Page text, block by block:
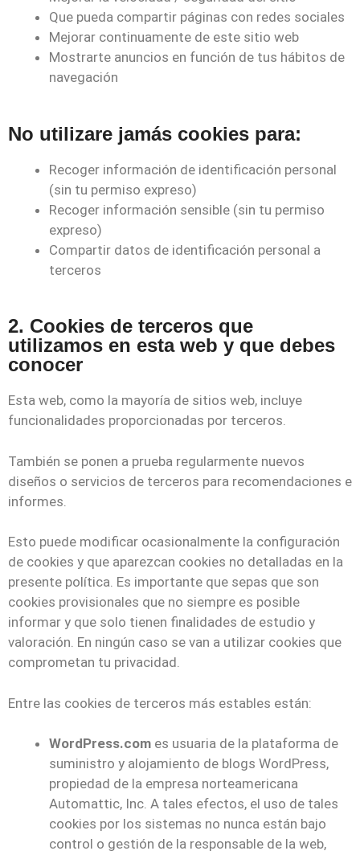
Que pueda compartir páginas con redes sociales
Mejorar continuamente de este sitio web
Mostrarte anuncios en función de tus hábitos de
navegación
No utilizare jamás cookies para:
Recoger información de identificación personal
(sin tu permiso expreso)
Recoger información sensible (sin tu permiso
expreso)
Compartir datos de identificación personal a
terceros
2. Cookies de terceros que
utilizamos en esta web y que debes
conocer
Esta web, como la mayoría de sitios web, incluye
funcionalidades proporcionadas por terceros.
También se ponen a prueba regularmente nuevos
diseños o servicios de terceros para recomendaciones e
informes.
Esto puede modificar ocasionalmente la configuración
de cookies y que aparezcan cookies no detalladas en la
presente política. Es importante que sepas que son
cookies provisionales que no siempre es posible
informar y que solo tienen finalidades de estudio y
valoración. En ningún caso se van a utilizar cookies que
comprometan tu privacidad.
Entre las cookies de terceros más estables están:
WordPress.com es usuaria de la plataforma de
suministro y alojamiento de blogs WordPress,
propiedad de la empresa norteamericana
Automattic, Inc. A tales efectos, el uso de tales
cookies por los sistemas no nunca están bajo
control o gestión de la responsable de la web,